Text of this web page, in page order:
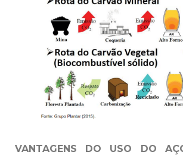
VANTAGENS DO USO DO